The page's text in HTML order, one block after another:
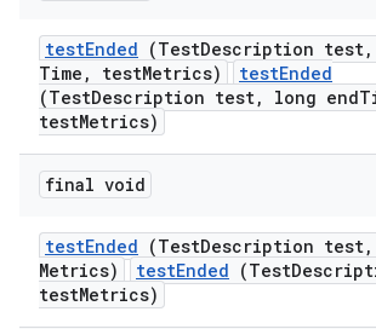
testEnded (TestDescription test,
Time , testMetrics)
testEnded
(TestDescription test, long
testMetrics)
final void
testEnded (TestDescription test,
Metrics)
testEnded
testMetrics)